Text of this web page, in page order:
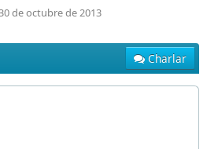
de octubre de 2013
Charlar